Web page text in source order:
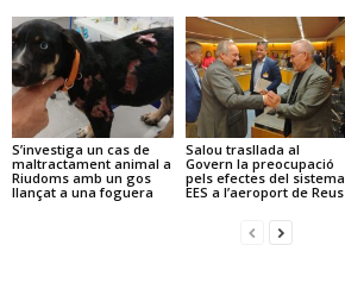
S’investiga un cas de
maltractament animal a
Riudoms amb un gos
llançat a una foguera
Salou trasllada al
Govern la preocupació
pels efectes del sistema
EES a l’aeroport de Reus